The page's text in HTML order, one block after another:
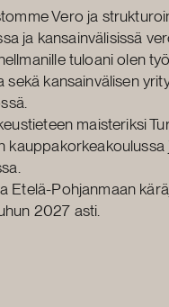
Vero ja
ja kansainvälisissä
tuloani olen
sekä kansainvälisen
maisteriksi
Etelä-Pohjanmaan
2027 asti.